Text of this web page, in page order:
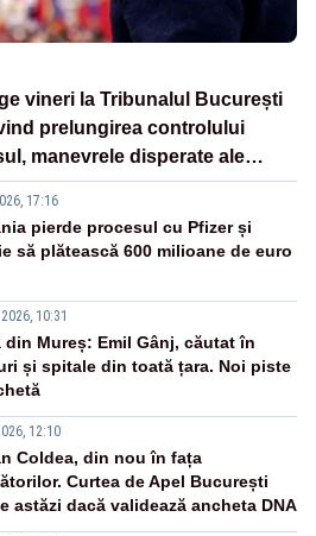
vineri la Tribunalul București
prelungirea controlului
manevrele disperate ale
17:16
pierde procesul cu Pfizer și
să plătească 600 milioane de euro
10:31
din Mureș: Emil Gânj, căutat în
și spitale din toată țara. Noi piste
12:10
Coldea, din nou în fața
Curtea de Apel București
astăzi dacă validează ancheta DNA